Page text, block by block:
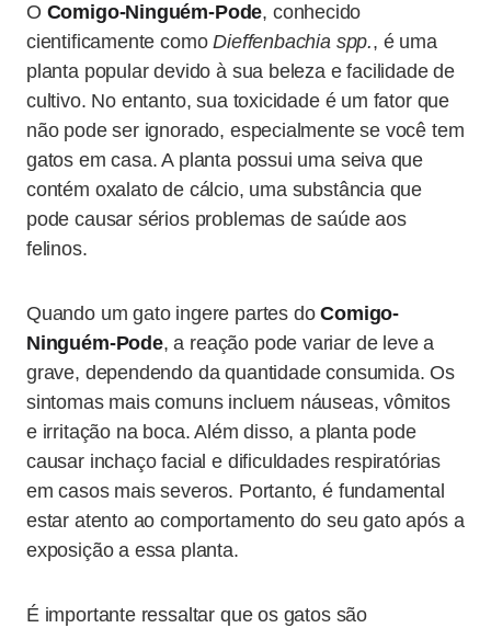
O Comigo-Ninguém-Pode, conhecido
cientificamente comoDieffenbachia spp., é uma
planta popular devido à sua beleza e facilidade de
cultivo. No entanto, sua toxicidade é um fator que
não pode ser ignorado, especialmente se você tem
gatos em casa. A planta possui uma seiva que
contém oxalato de cálcio, uma substância que
pode causar sérios problemas de saúde aos
felinos.
Quando um gato ingere partes doComigo-
Ninguém-Pode, a reação pode variar de leve a
grave, dependendo da quantidade consumida. Os
sintomas mais comuns incluem náuseas, vômitos
e irritação na boca. Além disso, a planta pode
causar inchaço facial e dificuldades respiratórias
em casos mais severos. Portanto, é fundamental
estar atento ao comportamento do seu gato após a
exposição a essa planta.
É importante ressaltar que os gatos são